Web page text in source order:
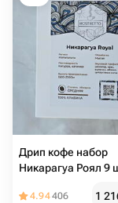
Дрип кофе набор
Никарагуа Роял 9
4.94406 1